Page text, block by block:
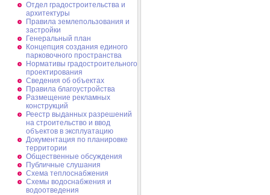
Отдел градостроительства и
архитектуры
Правила землепользования и
застройки
Генеральный план
Концепция создания единого
парковочного пространства
Нормативы градостроительного
проектирования
Сведения об объектах
Правила благоустройства
Размещение рекламных
конструкций
Реестр выданных разрешений
на строительство и ввод
объектов в эксплуатацию
Документация по планировке
территории
Общественные обсуждения
Публичные слушания
Схема теплоснабжения
Схемы водоснабжения и
водоотведения